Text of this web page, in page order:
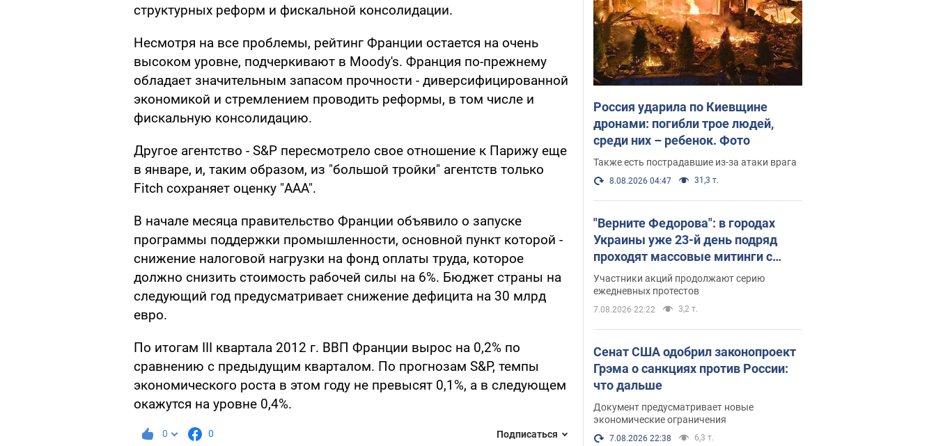
структурных реформ и фискальной консолидации.
Несмотря на все проблемы, рейтинг Франции остается на очень
высоком уровне, подчеркивают в Moody's. Франция по-прежнему
обладает значительным запасом прочности - диверсифицированной
экономикой и стремлением проводить реформы, в том числе и
фискальную консолидацию.
Другое агентство - S&P пересмотрело свое отношение к Парижу еще
в январе, и, таким образом, из "большой тройки" агентств только
Fitch сохраняет оценку "AAA".
В начале месяца правительство Франции объявило о запуске
программы поддержки промышленности, основной пункт которой -
снижение налоговой нагрузки на фонд оплаты труда, которое
должно снизить стоимость рабочей силы на 6%. Бюджет страны на
следующий год предусматривает снижение дефицита на 30 млрд
евро.
По итогам III квартала 2012 г. ВВП Франции вырос на 0,2% по
сравнению с предыдущим кварталом. По прогнозам S&P, темпы
экономического роста в этом году не превысят 0,1%, а в следующем
окажутся на уровне 0,4%.
0 0 Подписаться
Россия ударила по Киевщине
дронами: погибли трое людей,
среди них – ребенок. Фото
Также есть пострадавшие из-за атаки врага
8.08.2026 04:47 31,3 т.
"Верните Федорова": в городах
Украины уже 23-й день подряд
проходят массовые митинги с
плакатами. Фото и видео
Участники акций продолжают серию
ежедневных протестов
7.08.2026 22:22 3,2 т.
Сенат США одобрил законопроект
Грэма о санкциях против России:
что дальше
Документ предусматривает новые
экономические ограничения
7.08.2026 22:38 6,3 т.